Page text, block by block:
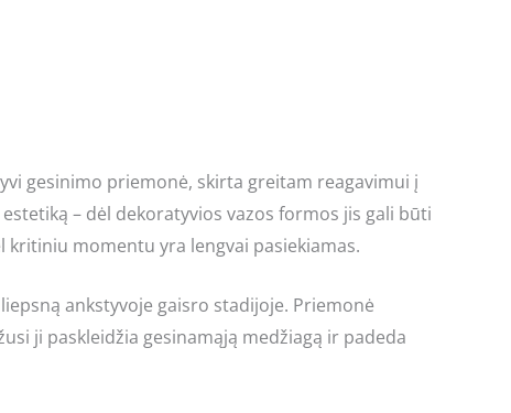
gesinimo priemonė, skirta greitam reagavimui į
– dėl dekoratyvios vazos formos jis gali būti
momentu yra lengvai pasiekiamas.
ankstyvoje gaisro stadijoje. Priemonė
ji paskleidžia gesinamąją medžiagą ir padeda